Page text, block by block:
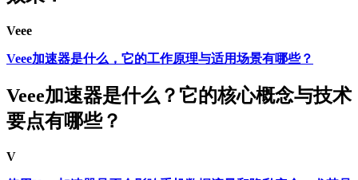
Veee
Veee加速器是什么，它的工作原理与适用场景有哪些？
Veee加速器是什么？它的核心概念与技术
要点有哪些？
V